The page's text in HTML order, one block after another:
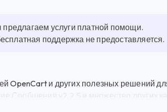
услуги платной помощи.
поддержка не предоставляется.
OpenCart и других полезных решений
Сообщения v2.2.5 и множество других
SmartNotifications — Всплывающие